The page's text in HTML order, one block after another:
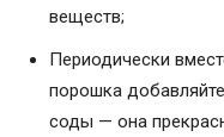
веществ;
Периодически
порошка
соды — она